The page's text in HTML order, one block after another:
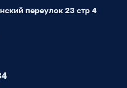
переулок 23 стр 4